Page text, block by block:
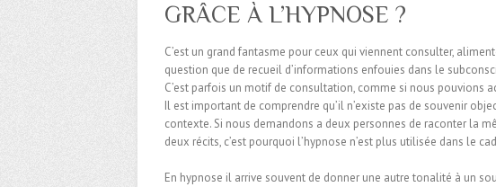
GRÂCE À L’HYPNOSE ?
C’est un grand fantasme pour ceux qui viennent consulter,
question que de recueil d’informations enfouies dans le
C’est parfois un motif de consultation, comme si nous pouvions
Il est important de comprendre qu’il n’existe pas de souvenir
contexte. Si nous demandons a deux personnes de raconter la
deux récits, c’est pourquoi l’hypnose n’est plus utilisée dans le
En hypnose il arrive souvent de donner une autre tonalité à un